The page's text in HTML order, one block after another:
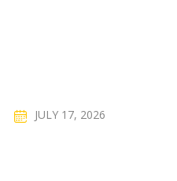
JULY 17, 2026